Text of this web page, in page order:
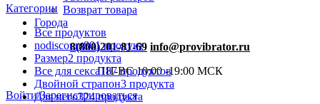
Возврат товара
Города
8(800)201-81-69 info@provibrator.ru
ПН-ВС 10:00 -19:00 МСК
Войти/Зарегистрироваться
Категории
Все продуктов
nodiscount801 продукт
Размер2 продукта
Все для секса187 продуктов
Двойной страпон3 продукта
Для него324 продукта